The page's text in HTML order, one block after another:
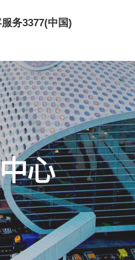
服务3377(中国)